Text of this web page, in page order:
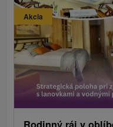
Akcia